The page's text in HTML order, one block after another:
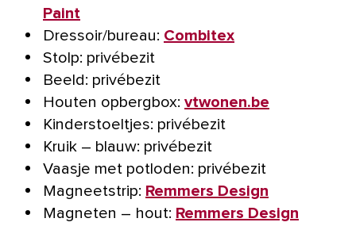
Paint
Dressoir/bureau: Combitex
Stolp: privébezit
Beeld: privébezit
Houten opbergbox: vtwonen.be
Kinderstoeltjes: privébezit
Kruik – blauw: privébezit
Vaasje met potloden: privébezit
Magneetstrip: Remmers Design
Magneten – hout: Remmers Design